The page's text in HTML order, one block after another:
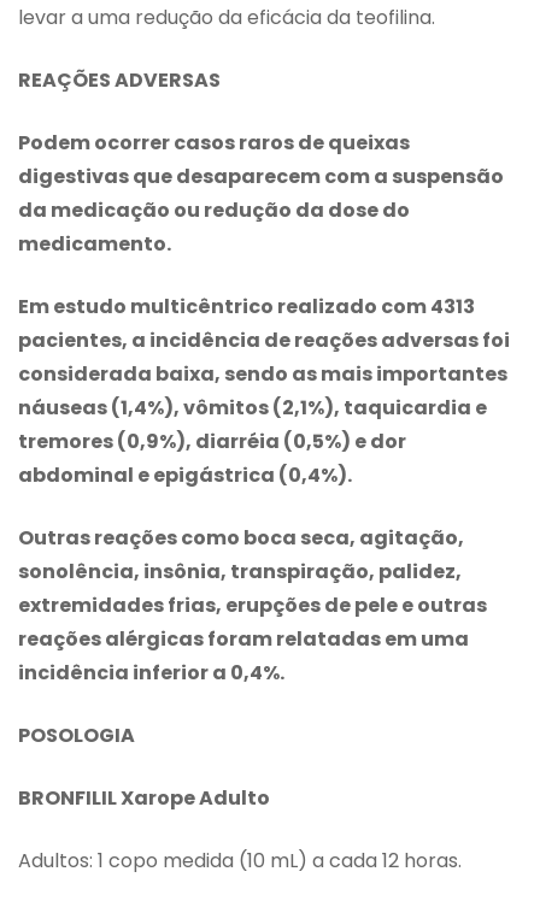
levar a uma redução da eficácia da teofilina.
REAÇÕES ADVERSAS
Podem ocorrer casos raros de queixas
digestivas que desaparecem com a suspensão
da medicação ou redução da dose do
medicamento.
Em estudo multicêntrico realizado com 4313
pacientes, a incidência de reações adversas foi
considerada baixa, sendo as mais importantes
náuseas (1,4%), vômitos (2,1%), taquicardia e
tremores (0,9%), diarréia (0,5%) e dor
abdominal e epigástrica (0,4%).
Outras reações como boca seca, agitação,
sonolência, insônia, transpiração, palidez,
extremidades frias, erupções de pele e outras
reações alérgicas foram relatadas em uma
incidência inferior a 0,4%.
POSOLOGIA
BRONFILIL Xarope Adulto
Adultos: 1 copo medida (10 mL) a cada 12 horas.